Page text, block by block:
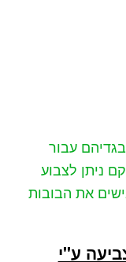
עבור
ניתן לצבוע
את הבובות
ע"י